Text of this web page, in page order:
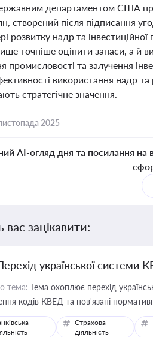
департаментом США про
створений після підписання
розвитку надр та
точніше оцінити запаси, а й
промисловості та залучення
використання надр та
стратегічне значення.
2025
AI-огляд дня та посилання на
зацікавити:
української системи
тема: Тема охоплює перехід
кодів КВЕД та пов'язані
Страхова
діяльність